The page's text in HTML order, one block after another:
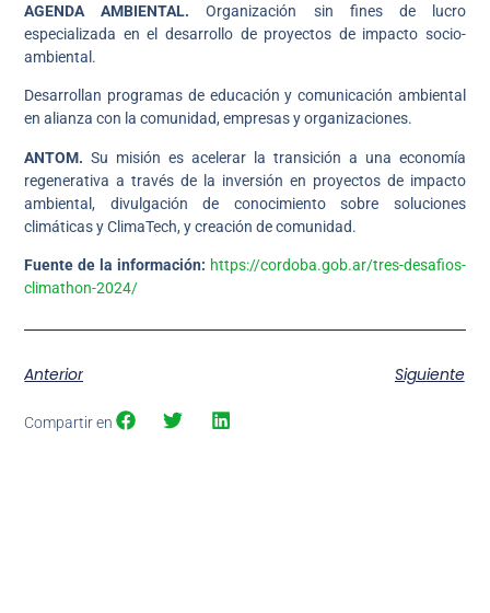
AGENDA AMBIENTAL.Organización sin fines de lucro
especializada en el desarrollo de proyectos de impacto socio-
ambiental.
Desarrollan programas de educación y comunicación ambiental
en alianza con la comunidad, empresas y organizaciones.
ANTOM.Su misión es acelerar la transición a una economía
regenerativa a través de la inversión en proyectos de impacto
ambiental, divulgación de conocimiento sobre soluciones
climáticas y ClimaTech, y creación de comunidad.
Fuente de la información: https://cordoba.gob.ar/tres-desafios-
climathon-2024/
Anterior Siguiente
Compartir en